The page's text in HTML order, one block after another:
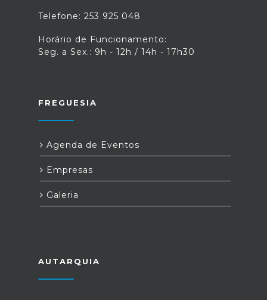
Telefone: 253 925 048
Horário de Funcionamento:
Seg. a Sex.: 9h - 12h / 14h - 17h30
FREGUESIA
Agenda de Eventos
Empresas
Galeria
AUTARQUIA